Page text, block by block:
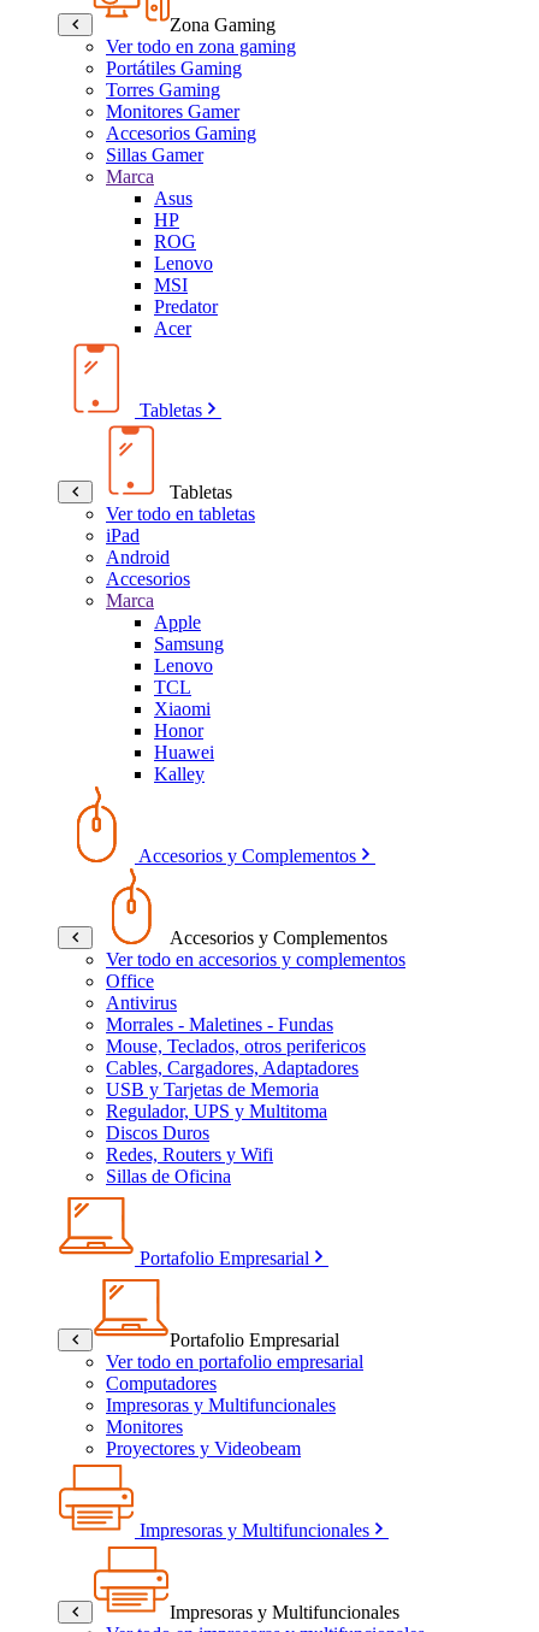
Zona Gaming
Ver todo en zona gaming
Portátiles Gaming
Torres Gaming
Monitores Gamer
Accesorios Gaming
Sillas Gamer
Marca
Asus
HP
ROG
Lenovo
MSI
Predator
Acer
Tabletas
Tabletas
Ver todo en tabletas
iPad
Android
Accesorios
Marca
Apple
Samsung
Lenovo
TCL
Xiaomi
Honor
Huawei
Kalley
Accesorios y Complementos
Accesorios y Complementos
Ver todo en accesorios y complementos
Office
Antivirus
Morrales - Maletines - Fundas
Mouse, Teclados, otros perifericos
Cables, Cargadores, Adaptadores
USB y Tarjetas de Memoria
Regulador, UPS y Multitoma
Discos Duros
Redes, Routers y Wifi
Sillas de Oficina
Portafolio Empresarial
Portafolio Empresarial
Ver todo en portafolio empresarial
Computadores
Impresoras y Multifuncionales
Monitores
Proyectores y Videobeam
Impresoras y Multifuncionales
Impresoras y Multifuncionales